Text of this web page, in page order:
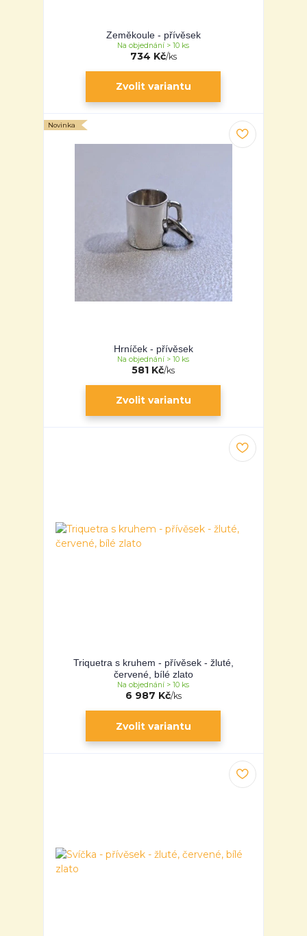
Zeměkoule - přívěsek
734 Kč/ks
Na objednání > 10 ks
Zvolit variantu
Novinka
Hrníček - přívěsek
581 Kč/ks
Na objednání > 10 ks
Zvolit variantu
Triquetra s kruhem - přívěsek - žluté,
červené, bílé zlato
6 987 Kč/ks
Na objednání > 10 ks
Zvolit variantu